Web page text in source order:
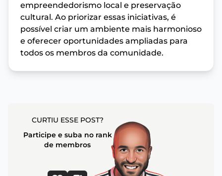
empreendedorismo local e preservação
cultural. Ao priorizar essas iniciativas, é
possível criar um ambiente mais harmonioso
e oferecer oportunidades ampliadas para
todos os membros da comunidade.
CURTIU ESSE POST?
Participe e suba no rank
de membros